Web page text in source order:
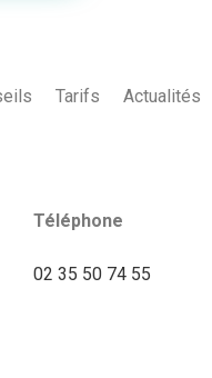
Tarifs
Actualités
Téléphone
02 35 50 74 55